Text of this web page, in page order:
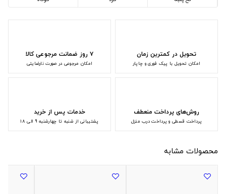
تحویل در کمترین زمان
امکان تحویل با پیک فوری و چاپار
۷ روز ضمانت مرجوعی کالا
امکان مرجوعی در صورت نارضایتی
روش‌های پرداخت منعطف
پرداخت قسطی و پرداخت درب منزل
خدمات پس از خرید
پشتیبانی از شنبه تا چهارشنبه 9 الی 18
محصولات مشابه